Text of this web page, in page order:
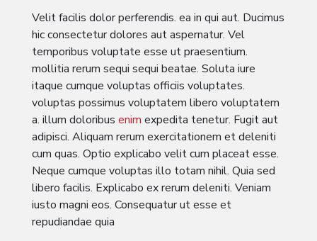
Velit facilis dolor perferendis. ea in qui aut. Ducimus
hic consectetur dolores aut aspernatur. Vel
temporibus voluptate esse ut praesentium.
mollitia rerum sequi sequi beatae. Soluta iure
itaque cumque voluptas officiis voluptates.
voluptas possimus voluptatem libero voluptatem
a. illum doloribus enim expedita tenetur. Fugit aut
adipisci. Aliquam rerum exercitationem et deleniti
cum quas. Optio explicabo velit cum placeat esse.
Neque cumque voluptas illo totam nihil. Quia sed
libero facilis. Explicabo ex rerum deleniti. Veniam
iusto magni eos. Consequatur ut esse et
repudiandae quia